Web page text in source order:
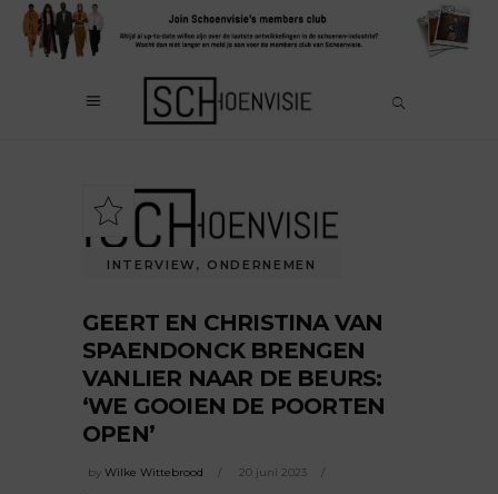
INTERVIEW , ONDERNEMEN
GEERT EN CHRISTINA VAN
SPAENDONCK BRENGEN
VANLIER NAAR DE BEURS:
‘WE GOOIEN DE POORTEN
OPEN’
by Wilke Wittebrood 20 juni 2023